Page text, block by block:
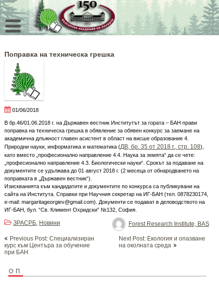
Skip
to
content
Поправка на техническа грешка
01/06/2018
В бр.46/01.06.2018 г. на Държавен вестник Институтът за гората – БАН прави
поправка на техническа грешка в обявление за обявен конкурс за заемане на
академична длъжност главен асистент в област на висше образование 4.
Природни науки, информатика и математика (ДВ, бр. 35 от 2018 г., стр. 108),
като вместо „професионално направление 4.4. Наука за земята“ да се чете:
„професионално направление 4.3. Биологически науки“. Срокът за подаване на
документите се удължава до 01 август 2018 г. (2 месеца от обнародването на
поправката в „Държавен вестник“).
Изискванията към кандидатите и документите по конкурса са публикувани на
сайта на Института. Справки при Научния секретар на ИГ-БАН (тел. 0878230174,
e-mail: margaritageorgiev@gmail.com). Документи се подават в деловодството на
ИГ-БАН, бул. “Св. Климент Охридски” №132, София.
Forest Research Institute, BAS
ЗРАСРБ,
Новини
navigation
Previous Post: Специализиран
курс към Центъра за обучение
при БАН
Next Post: Екология и опазване
на околната среда
ОП